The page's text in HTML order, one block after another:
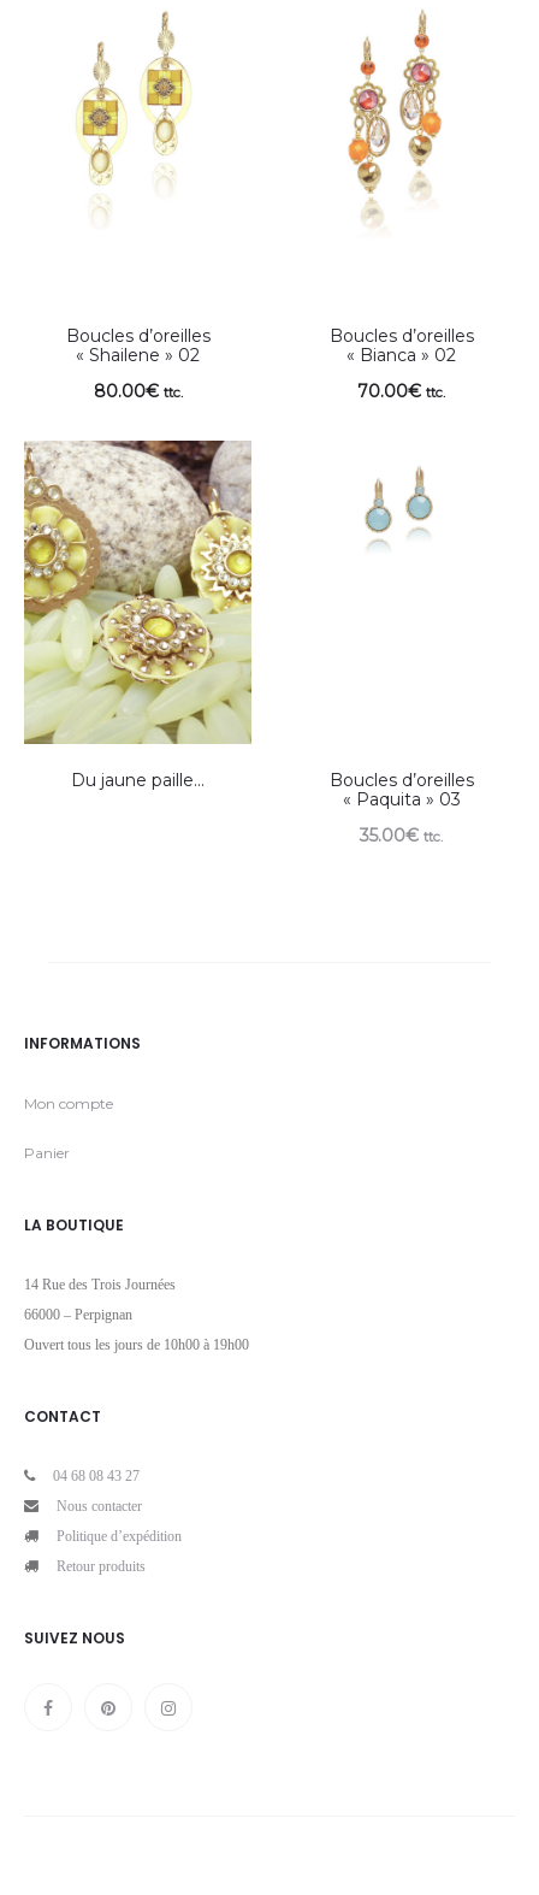
Boucles d’oreilles
« Shailene » 02
80.00€ ttc.
Boucles d’oreilles
« Bianca » 02
70.00€ ttc.
Du jaune paille…
Boucles d’oreilles
« Paquita » 03
35.00€ ttc.
INFORMATIONS
Mon compte
Panier
LA BOUTIQUE
14 Rue des Trois Journées
66000 – Perpignan
Ouvert tous les jours de 10h00 à 19h00
CONTACT
04 68 08 43 27
Nous contacter
Politique d’expédition
Retour produits
SUIVEZ NOUS